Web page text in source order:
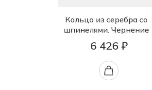
Кольцо из серебра со
шпинелями. Чернение
6 426 ₽